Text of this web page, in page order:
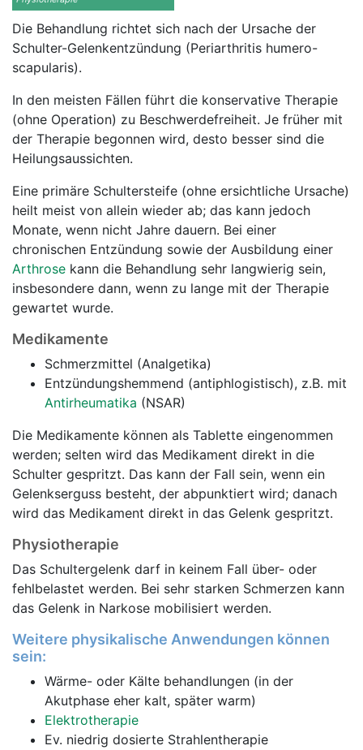
Die Behandlung richtet sich nach der Ursache der
Schulter-Gelenkentzündung (Periarthritis humero-
scapularis).
In den meisten Fällen führt die konservative Therapie
(ohne Operation) zu Beschwerdefreiheit. Je früher mit
der Therapie begonnen wird, desto besser sind die
Heilungsaussichten.
Eine primäre Schultersteife (ohne ersichtliche Ursache)
heilt meist von allein wieder ab; das kann jedoch
Monate, wenn nicht Jahre dauern. Bei einer
chronischen Entzündung sowie der Ausbildung einer
Arthrose kann die Behandlung sehr langwierig sein,
insbesondere dann, wenn zu lange mit der Therapie
gewartet wurde.
Medikamente
Schmerzmittel (Analgetika)
Entzündungshemmend (antiphlogistisch), z.B. mit
Antirheumatika (NSAR)
Die Medikamente können als Tablette eingenommen
werden; selten wird das Medikament direkt in die
Schulter gespritzt. Das kann der Fall sein, wenn ein
Gelenkserguss besteht, der abpunktiert wird; danach
wird das Medikament direkt in das Gelenk gespritzt.
Physiotherapie
Das Schultergelenk darf in keinem Fall über- oder
fehlbelastet werden. Bei sehr starken Schmerzen kann
das Gelenk in Narkose mobilisiert werden.
Weitere physikalische Anwendungen können
sein:
Wärme- oder Kälte behandlungen (in der
Akutphase eher kalt, später warm)
Elektrotherapie
Ev. niedrig dosierte Strahlentherapie